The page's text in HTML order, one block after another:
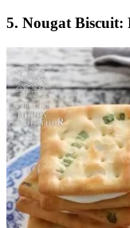
5. Nougat